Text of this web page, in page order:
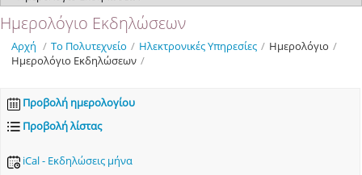
Ημερολόγιο Εκδηλώσεων
Αρχή / Το Πολυτεχνείο / Ηλεκτρονικές Υπηρεσίες / Ημερολόγιο /
Ημερολόγιο Εκδηλώσεων /
Προβολή ημερολογίου
Προβολή λίστας
iCal - Εκδηλώσεις μήνα